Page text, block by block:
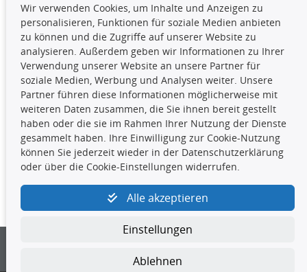
Die hier angezeigten Daten,
insbesondere die gesamte Datenbank,
dürfen nicht kopiert werden. Es ist zu
unterlassen, die Daten oder die gesamte Datenbank ohne
vorherige Zustimmung TecDocs zu vervielfältigen, zu
verbreiten und/oder diese Handlungen durch Dritte ausführen
zu lassen. Ein Zuwiderhandeln stellt eine
Urheberrechtsverletzung dar und wird verfolgt.
Kontakt
4yourcar GmbH | Avidesweg 1 | 27386 Hemsbünde |
kundenservice@4yourcar.de
Wir verwenden Cookies, um Inhalte und Anzeigen zu
personalisieren, Funktionen für soziale Medien anbieten
zu können und die Zugriffe auf unserer Website zu
analysieren. Außerdem geben wir Informationen zu Ihrer
Verwendung unserer Website an unsere Partner für
soziale Medien, Werbung und Analysen weiter. Unsere
Partner führen diese Informationen möglicherweise mit
weiteren Daten zusammen, die Sie ihnen bereit gestellt
haben oder die sie im Rahmen Ihrer Nutzung der Dienste
gesammelt haben. Ihre Einwilligung zur Cookie-Nutzung
können Sie jederzeit wieder in der Datenschutzerklärung
oder über die Cookie-Einstellungen widerrufen.
Alle akzeptieren
Einstellungen
Ablehnen